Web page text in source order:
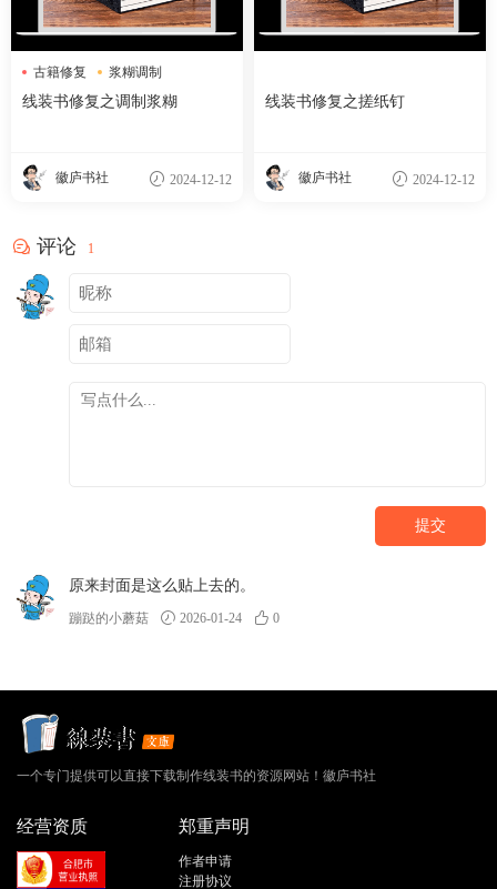
古籍修复
浆糊调制
线装书修复
线装书修复之调制浆糊
徽庐书社 2024-12-12
线装书修复之搓纸钉
徽庐书社 2024-12-12
评论 1
提交
原来封面是这么贴上去的。
蹦跶的小蘑菇 2026-01-24 0
一个专门提供可以直接下载制作线装书的资源网站！徽庐书社
经营资质 郑重声明
作者申请
注册协议